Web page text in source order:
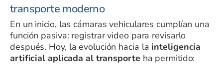
transporte moderno
En un inicio, las cámaras vehiculares cumplían una
función pasiva: registrar video para revisarlo
después. Hoy, la evolución hacia la inteligencia
artificial aplicada al transporte ha permitido: